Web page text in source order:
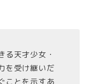
る天才少女・
を受け継いだ
ことを示すあ